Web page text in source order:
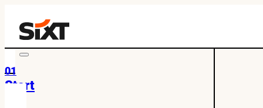
01
Start